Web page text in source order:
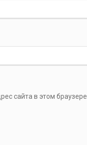
сайта в этом